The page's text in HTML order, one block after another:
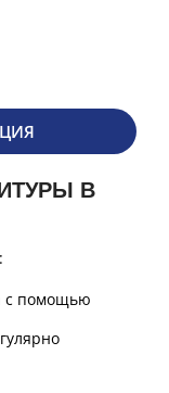
В
с помощью